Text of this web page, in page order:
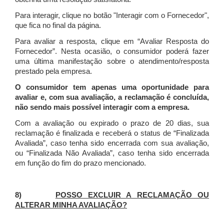
Para interagir, clique no botão "Interagir com o Fornecedor",
que fica no final da página.
Para avaliar a resposta, clique em “Avaliar Resposta do
Fornecedor”. Nesta ocasião, o consumidor poderá fazer
uma última manifestação sobre o atendimento/resposta
prestado pela empresa.
O consumidor tem apenas uma oportunidade para
avaliar e, com sua avaliação, a reclamação é concluída,
não sendo mais possível interagir com a empresa.
Com a avaliação ou expirado o prazo de 20 dias, sua
reclamação é finalizada e receberá o status de “Finalizada
Avaliada”, caso tenha sido encerrada com sua avaliação,
ou “Finalizada Não Avaliada”, caso tenha sido encerrada
em função do fim do prazo mencionado.
8)
POSSO EXCLUIR A RECLAMAÇÃO OU
ALTERAR MINHA AVALIAÇÃO?